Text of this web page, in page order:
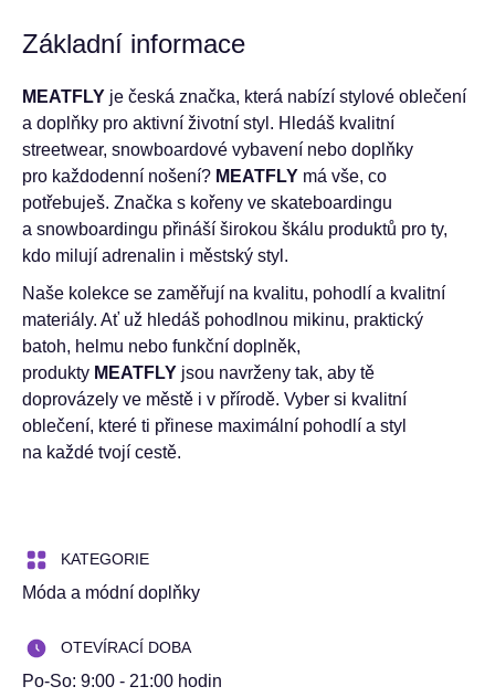
Základní informace
MEATFLY je česká značka, která nabízí stylové oblečení
a doplňky pro aktivní životní styl. Hledáš kvalitní
streetwear, snowboardové vybavení nebo doplňky
pro každodenní nošení? MEATFLY má vše, co
potřebuješ. Značka s kořeny ve skateboardingu
a snowboardingu přináší širokou škálu produktů pro ty,
kdo milují adrenalin i městský styl.
Naše kolekce se zaměřují na kvalitu, pohodlí a kvalitní
materiály. Ať už hledáš pohodlnou mikinu, praktický
batoh, helmu nebo funkční doplněk,
produkty MEATFLY jsou navrženy tak, aby tě
doprovázely ve městě i v přírodě. Vyber si kvalitní
oblečení, které ti přinese maximální pohodlí a styl
na každé tvojí cestě.
KATEGORIE
Móda a módní doplňky
OTEVÍRACÍ DOBA
Po-So: 9:00 - 21:00 hodin